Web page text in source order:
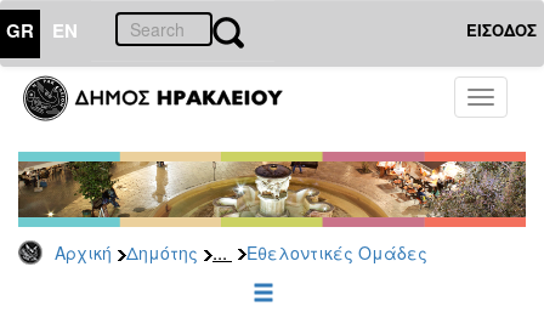
GR EN ΕΙΣΟΔΟΣ
Toggle
Αρχική Δημότης ... Εθελοντικές Ομάδες
ΔΗΜΟΤΗΣ
ΕΠΙΚΑΙΡΟΤΗΤΑ
ΕΠΙΣΚΕΠΤΗΣ